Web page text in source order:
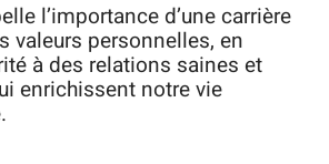
l’importance d’une carrière
valeurs personnelles, en
à des relations saines et
enrichissent notre vie